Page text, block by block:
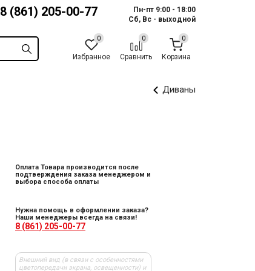
8 (861) 205-00-77
Пн-пт 9:00 - 18:00
Сб, Вс - выходной
Избранное Сравнить Корзина
Диваны
Оплата Товара производится после
подтверждения заказа менеджером и
выбора способа оплаты
Нужна помощь в оформлении заказа?
Наши менеджеры всегда на связи!
8 (861) 205-00-77
Внешний вид (в связи с особенностями
цветопередачи экрана, освещенности) и